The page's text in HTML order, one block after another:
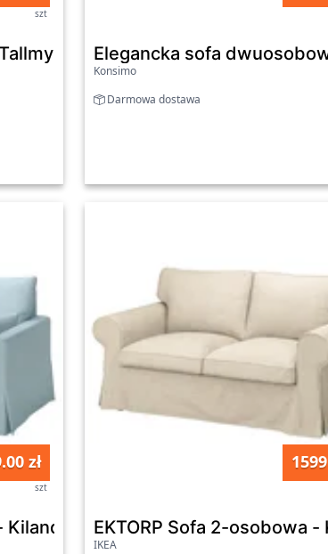
szt
ciemnozielony
Elegancka sofa
Konsimo
Darmowa dostawa
zł
szt
Kilanda bladoniebieski
EKTORP Sofa 2-osobowa -
IKEA